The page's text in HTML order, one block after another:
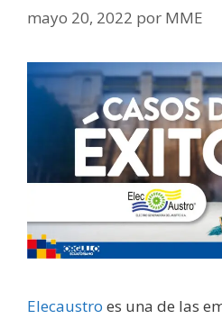
mayo 20, 2022 por MME
Elecaustro es una de las